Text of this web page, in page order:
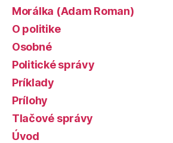
Morálka (Adam Roman)
O politike
Osobné
Politické správy
Príklady
Prílohy
Tlačové správy
Úvod